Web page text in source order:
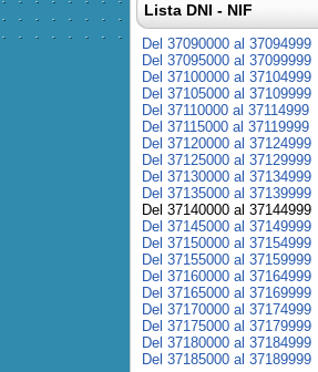
Lista DNI - NIF
Del 37090000 al 37094999
Del 37095000 al 37099999
Del 37100000 al 37104999
Del 37105000 al 37109999
Del 37110000 al 37114999
Del 37115000 al 37119999
Del 37120000 al 37124999
Del 37125000 al 37129999
Del 37130000 al 37134999
Del 37135000 al 37139999
Del 37140000 al 37144999
Del 37145000 al 37149999
Del 37150000 al 37154999
Del 37155000 al 37159999
Del 37160000 al 37164999
Del 37165000 al 37169999
Del 37170000 al 37174999
Del 37175000 al 37179999
Del 37180000 al 37184999
Del 37185000 al 37189999